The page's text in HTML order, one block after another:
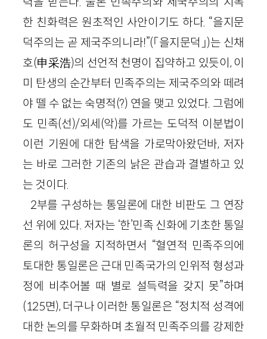
한 친화력은 원초적인 사안이기도 하다. “을지문
덕주의는 곧 제국주의니라!”(「을지문덕」)는 신채
호(申采浩)의 선언적 천명이 집약하고 있듯이, 이
미 탄생의 순간부터 민족주의는 제국주의와 떼려
야 뗄 수 없는 숙명적(?) 연을 맺고 있었다. 그럼에
도 민족(선)/외세(악)를 가르는 도덕적 이분법이
이런 기원에 대한 탐색을 가로막아왔던바, 저자
는 바로 그러한 기존의 낡은 관습과 결별하고 있
는 것이다.
2부를 구성하는 통일론에 대한 비판도 그 연장
선 위에 있다. 저자는 ‘한’민족 신화에 기초한 통일
론의 허구성을 지적하면서 “혈연적 민족주의에
토대한 통일론은 근대 민족국가의 인위적 형성과
정에 비추어볼 때 별로 설득력을 갖지 못”하며
(125면), 더구나 이러한 통일론은 “정치적 성격에
대한 논의를 무화하며 초월적 민족주의를 강제한